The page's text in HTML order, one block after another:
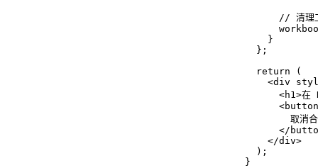
// 清理
    }
  };
  return (
<div
<h1>在
取消
</
    </div>
  );
}